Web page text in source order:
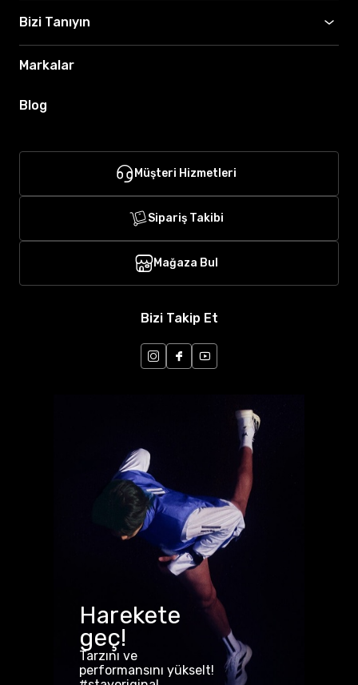
Bizi Tanıyın
Markalar
Blog
Müşteri Hizmetleri
Sipariş Takibi
Mağaza Bul
Bizi Takip Et
Harekete
geç!
Tarzını ve
performansını yükselt!